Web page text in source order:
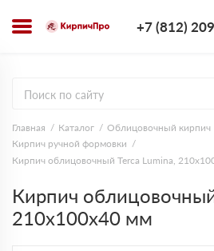
+7 (812)
Главная Каталог
Облицовочный кирпич
Кирпич ручной формовки
Кирпич облицовочный Terca Lumina,
Кирпич
210х100х40 мм